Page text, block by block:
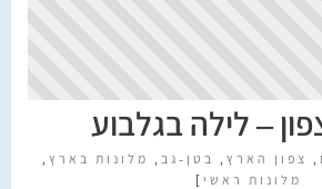
– לילה בגלבוע
, צפון הארץ , בטן-גב , מלונות בארץ ,
מלונות ראשי ]